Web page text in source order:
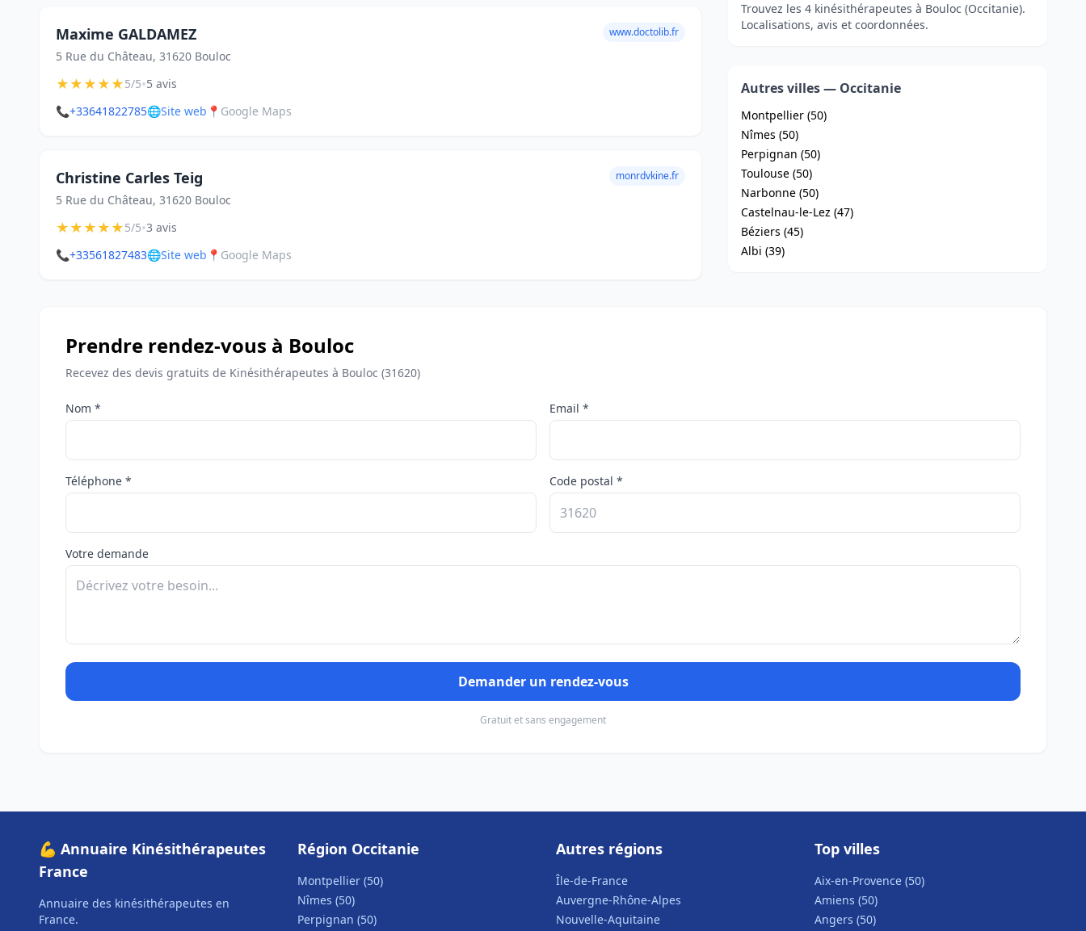
Maxime GALDAMEZ
5 Rue du Château, 31620 Bouloc
www.doctolib.fr
★★★★★5/5•5 avis
📞+33641822785🌐Site web 📍 Google Maps
Christine Carles Teig
5 Rue du Château, 31620 Bouloc
monrdvkine.fr
★★★★★5/5•3 avis
📞+33561827483🌐Site web 📍 Google Maps
Trouvez les 4 kinésithérapeutes à Bouloc (Occitanie).
Localisations, avis et coordonnées.
Autres villes — Occitanie
Montpellier (50)
Nîmes (50)
Perpignan (50)
Toulouse (50)
Narbonne (50)
Castelnau-le-Lez (47)
Béziers (45)
Albi (39)
Prendre rendez-vous à Bouloc
Recevez des devis gratuits de Kinésithérapeutes à Bouloc (31620)
Nom * Email *
Téléphone * Code postal *
Votre demande
Demander un rendez-vous
Gratuit et sans engagement
💪 Annuaire Kinésithérapeutes
France
Annuaire des kinésithérapeutes en
France.
Région Occitanie
Montpellier (50)
Nîmes (50)
Perpignan (50)
Autres régions
Île-de-France
Auvergne-Rhône-Alpes
Nouvelle-Aquitaine
Top villes
Aix-en-Provence (50)
Amiens (50)
Angers (50)